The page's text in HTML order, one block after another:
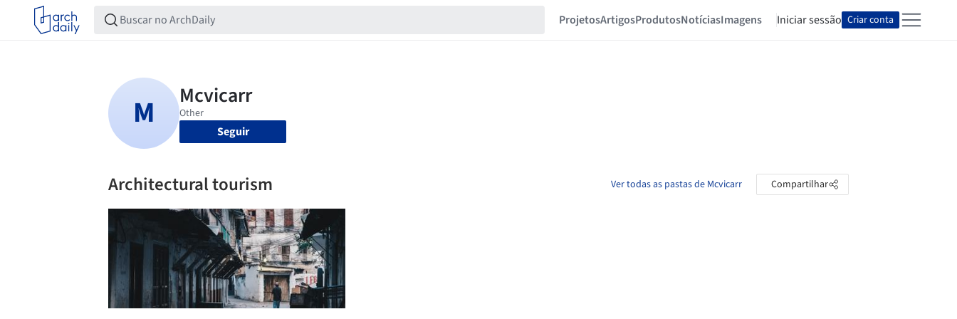
ProjetosArtigosProdutosNotíciasImagens Iniciar sessão Criar conta
Seguir
Architectural tourism Ver todas as pastas de Mcvicarr Compartilhar